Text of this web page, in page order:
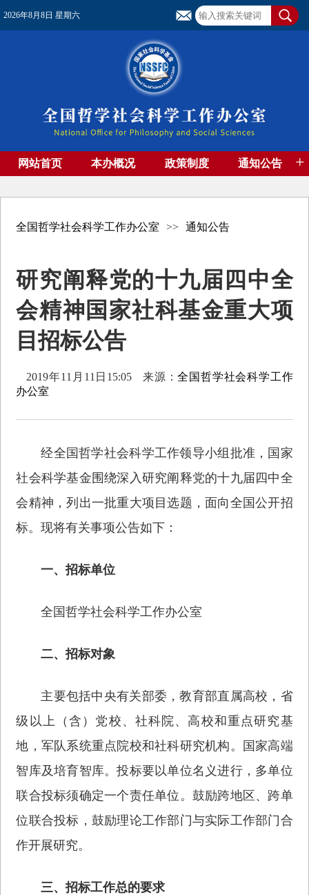
2026年8月8日 星期六
网站首页 本办概况 政策制度 通知公告 +
全国哲学社会科学工作办公室 >> 通知公告
研究阐释党的十九届四中全
会精神国家社科基金重大项
目招标公告
2019年11月11日15:05 来源：全国哲学社会科学工作
办公室
经全国哲学社会科学工作领导小组批准，国家
社会科学基金围绕深入研究阐释党的十九届四中全
会精神，列出一批重大项目选题，面向全国公开招
标。现将有关事项公告如下：
一、招标单位
全国哲学社会科学工作办公室
二、招标对象
主要包括中央有关部委，教育部直属高校，省
级以上（含）党校、社科院、高校和重点研究基
地，军队系统重点院校和社科研究机构。国家高端
智库及培育智库。投标要以单位名义进行，多单位
联合投标须确定一个责任单位。鼓励跨地区、跨单
位联合投标，鼓励理论工作部门与实际工作部门合
作开展研究。
三、招标工作总的要求